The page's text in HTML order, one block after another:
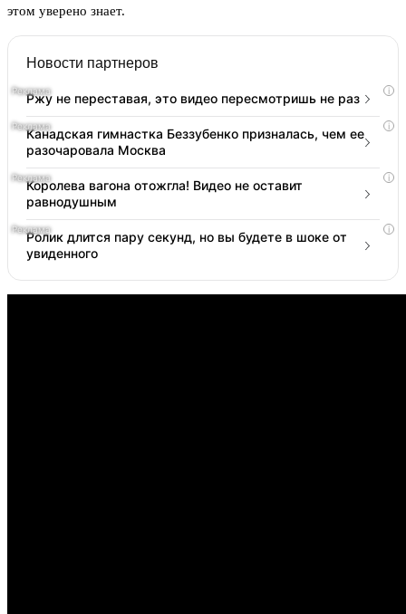
этом уверено знает.
Новости партнеров
i
Ржу не переставая, это видео пересмотришь не раз
i
Канадская гимнастка Беззубенко призналась, чем ее
разочаровала Москва
i
Королева вагона отожгла! Видео не оставит
равнодушным
i
Ролик длится пару секунд, но вы будете в шоке от
увиденного